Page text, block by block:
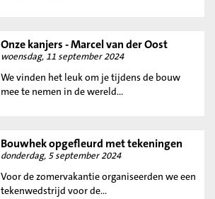
Onze kanjers - Marcel van der Oost
woensdag, 11 september 2024
We vinden het leuk om je tijdens de bouw
mee te nemen in de wereld...
Bouwhek opgefleurd met tekeningen
donderdag, 5 september 2024
Voor de zomervakantie organiseerden we een
tekenwedstrijd voor de...